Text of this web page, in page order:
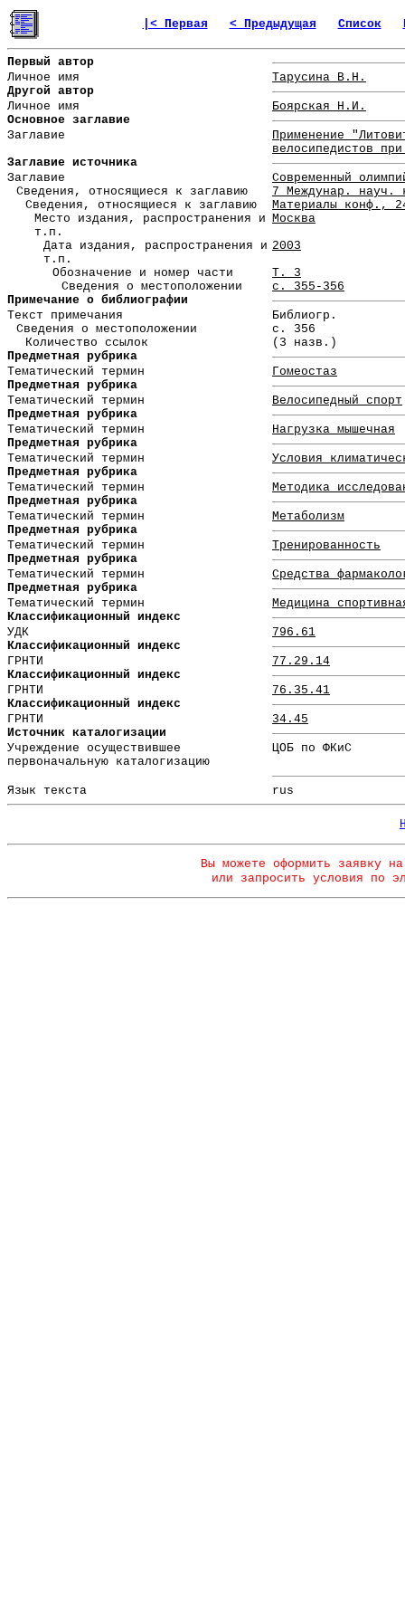
|< Первая < Предыдущая Список
Первый автор
Личное имя
Тарусина В.Н.
Другой автор
Личное имя
Боярская Н.И.
Основное заглавие
Заглавие
Применение
велосипедистов
Заглавие источника
Заглавие
Современный
Сведения, относящиеся к заглавию
7 Междунар. науч.
Сведения, относящиеся к заглавию
Материалы конф.,
Место издания, распространения и
т.п.
Москва
Дата издания, распространения и
т.п.
2003
Обозначение и номер части
Т. 3
Сведения о местоположении
с. 355-356
Примечание о библиографии
Текст примечания
Библиогр.
Сведения о местоположении
с. 356
Количество ссылок
(3 назв.)
Предметная рубрика
Тематический термин
Гомеостаз
Предметная рубрика
Тематический термин
Велосипедный спорт
Предметная рубрика
Тематический термин
Нагрузка мышечная
Предметная рубрика
Тематический термин
Условия
Предметная рубрика
Тематический термин
Методика
Предметная рубрика
Тематический термин
Метаболизм
Предметная рубрика
Тематический термин
Тренированность
Предметная рубрика
Тематический термин
Средства
Предметная рубрика
Тематический термин
Медицина
Классификационный индекс
УДК
796.61
Классификационный индекс
ГРНТИ
77.29.14
Классификационный индекс
ГРНТИ
76.35.41
Классификационный индекс
ГРНТИ
34.45
Источник каталогизации
Учреждение осуществившее
первоначальную каталогизацию
ЦОБ по ФКиС
Язык текста rus
Вы можете оформить заявку
или запросить условия по